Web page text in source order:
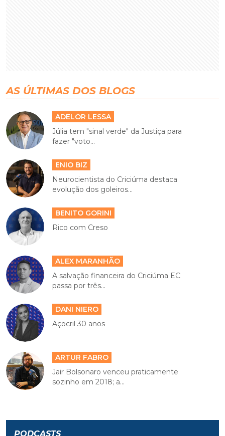
AS ÚLTIMAS DOS BLOGS
ADELOR LESSA
Júlia tem "sinal verde" da Justiça para
fazer "voto...
ENIO BIZ
Neurocientista do Criciúma destaca
evolução dos goleiros...
BENITO GORINI
Rico com Creso
ALEX MARANHÃO
A salvação financeira do Criciúma EC
passa por três...
DANI NIERO
Açocril 30 anos
ARTUR FABRO
Jair Bolsonaro venceu praticamente
sozinho em 2018; a...
PODCASTS